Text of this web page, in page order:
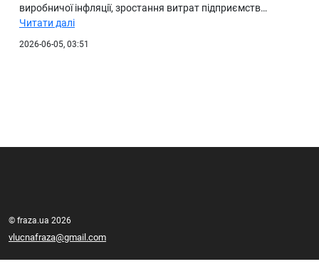
виробничої інфляції, зростання витрат підприємств…
Читати далі
2026-06-05, 03:51
© fraza.ua 2026
vlucnafraza@gmail.com